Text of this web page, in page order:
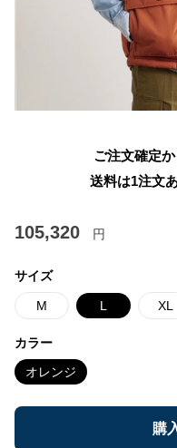
ご注文確定
送料は1注文
105,320 円
サイズ
M L XL
カラー
オレンジ
購